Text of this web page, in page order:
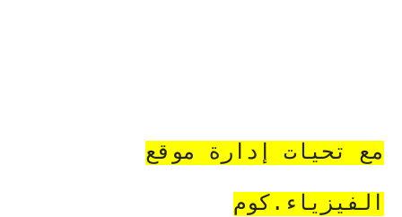
مع تحيات إدارة موقع
الفيزياء.كوم